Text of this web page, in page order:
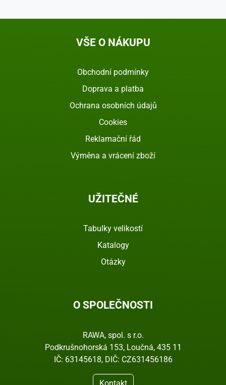
VŠE O NÁKUPU
Obchodní podmínky
Doprava a platba
Ochrana osobních údajů
Cookies
Reklamační řád
Výměna a vrácení zboží
UŽITEČNÉ
Tabulky velikostí
Katalogy
Otázky
O SPOLEČNOSTI
RAWA, spol. s r.o.
Podkrušnohorská 153, Loučná, 435 11
IČ: 63145618, DIČ: CZ631456186